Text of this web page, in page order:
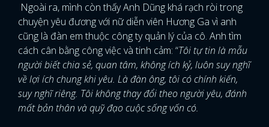
Ngoài ra, mình còn thấy Anh Dũng khá rạch ròi trong
chuyện yêu đương với nữ diễn viên Hương Ga vì anh
cũng là đàn em thuộc công ty quản lý của cô. Anh tìm
cách cân bằng công việc và tinh cảm: “Tôi tự tin là mẫu
người biết chia sẻ, quan tâm, không ích kỷ, luôn suy nghĩ
về lợi ích chung khi yêu. Là đàn ông, tôi có chính kiến,
suy nghĩ riêng. Tôi không thay đổi theo người yêu, đánh
mất bản thân và quỹ đạo cuộc sống vốn có.